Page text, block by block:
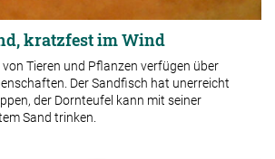
kratzfest im Wind
von Tieren und Pflanzen verfügen über
Der Sandfisch hat unerreicht
der Dornteufel kann mit seiner
Sand trinken.